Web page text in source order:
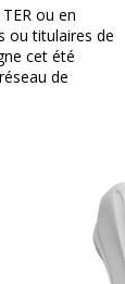
ou en
ou titulaires de
cet été
de